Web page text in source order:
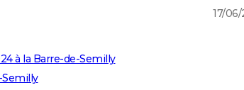
17/
à la Barre-de-Semilly
Semilly